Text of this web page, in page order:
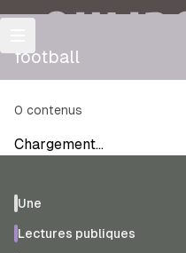
OULIPO
football
0 contenus
Chargement…
Une
Lectures publiques